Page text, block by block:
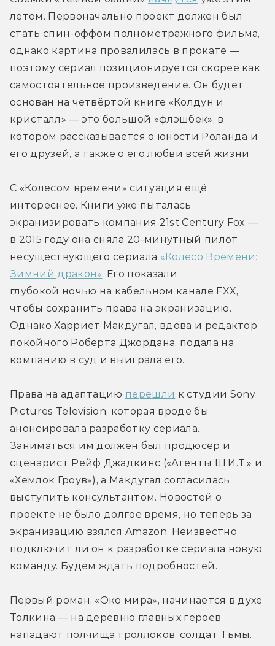
летом. Первоначально проект должен был
стать спин-оффом полнометражного фильма,
однако картина провалилась в прокате —
поэтому сериал позиционируется скорее как
самостоятельное произведение. Он будет
основан на четвёртой книге «Колдун и
кристалл» — это большой «флэшбек», в
котором рассказывается о юности Роланда и
его друзей, а также о его любви всей жизни.
С «Колесом времени» ситуация ещё
интереснее. Книги уже пыталась
экранизировать компания 21st Century Fox —
в 2015 году она сняла 20-минутный пилот
несуществующего сериала «Колесо Времени:
Зимний дракон». Его показали
глубокой ночью на кабельном канале FXX,
чтобы сохранить права на экранизацию.
Однако Харриет Макдугал, вдова и редактор
покойного Роберта Джордана, подала на
компанию в суд и выиграла его.
Права на адаптацию перешли к студии Sony
Pictures Television, которая вроде бы
анонсировала разработку сериала.
Заниматься им должен был продюсер и
сценарист Рейф Джадкинс («Агенты Щ.И.Т.» и
«Хемлок Гроув»), а Макдугал согласилась
выступить консультантом. Новостей о
проекте не было долгое время, но теперь за
экранизацию взялся Amazon. Неизвестно,
подключит ли он к разработке сериала новую
команду. Будем ждать подробностей.
Первый роман, «Око мира», начинается в духе
Толкина — на деревню главных героев
нападают полчища троллоков, солдат Тьмы.